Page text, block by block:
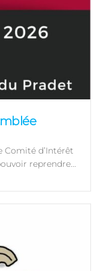
Comité d’Intérêt
reprendre...